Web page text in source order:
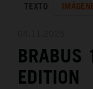
LA EMPRESA
TEXTO
BRABUS
EDITION